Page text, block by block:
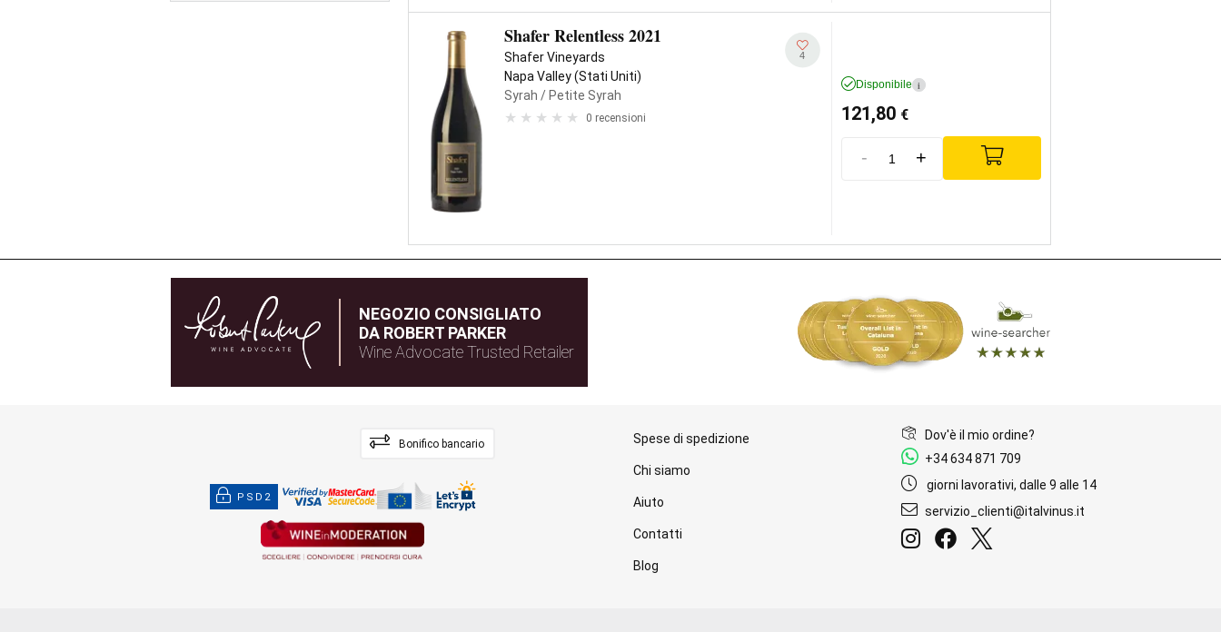
Shafer Relentless 2021
Shafer Vineyards
Napa Valley (Stati Uniti)
Syrah / Petite Syrah
0 recensioni
4
Disponibile i
121,80 €
- +
NEGOZIO CONSIGLIATO
DA ROBERT PARKER
Wine Advocate Trusted Retailer
Bonifico bancario
PSD2
Spese di spedizione
Chi siamo
Aiuto
Contatti
Blog
Dov'è il mio ordine?
+34 634 871 709
giorni lavorativi, dalle 9 alle 14
servizio_clienti@italvinus.it